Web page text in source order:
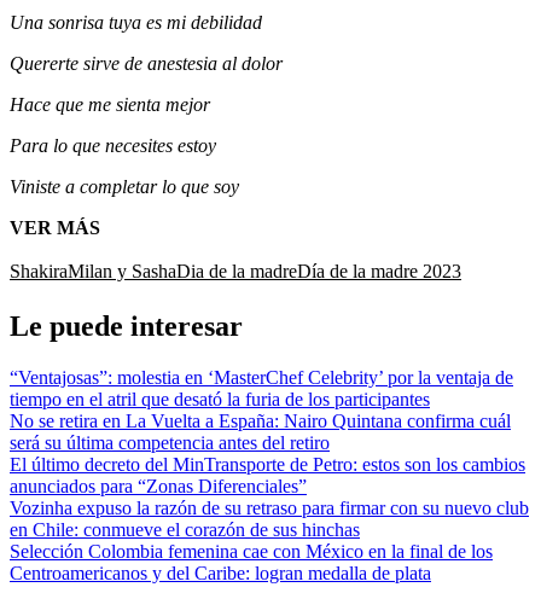
Una sonrisa tuya es mi debilidad
Querеrte sirve de anestesia al dolor
Hace que me sienta mejor
Para lo que necesites estoy
Viniste a completar lo que soy
VER MÁS
ShakiraMilan y SashaDia de la madreDía de la madre 2023
Le puede interesar
“Ventajosas”: molestia en ‘MasterChef Celebrity’ por la ventaja de
tiempo en el atril que desató la furia de los participantes
No se retira en La Vuelta a España: Nairo Quintana confirma cuál
será su última competencia antes del retiro
El último decreto del MinTransporte de Petro: estos son los cambios
anunciados para “Zonas Diferenciales”
Vozinha expuso la razón de su retraso para firmar con su nuevo club
en Chile: conmueve el corazón de sus hinchas
Selección Colombia femenina cae con México en la final de los
Centroamericanos y del Caribe: logran medalla de plata